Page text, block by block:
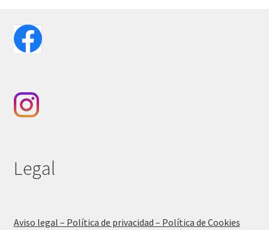
Legal
Aviso legal – Política de privacidad – Política de Cookies